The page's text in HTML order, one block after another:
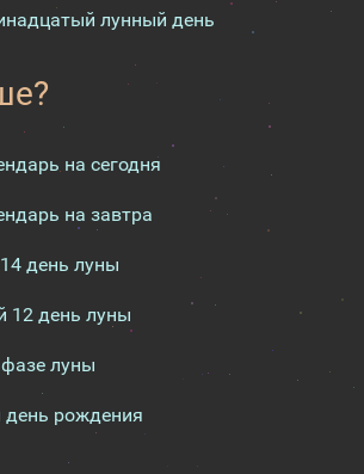
лунный день
на сегодня
на завтра
день луны
12 день луны
луны
рождения